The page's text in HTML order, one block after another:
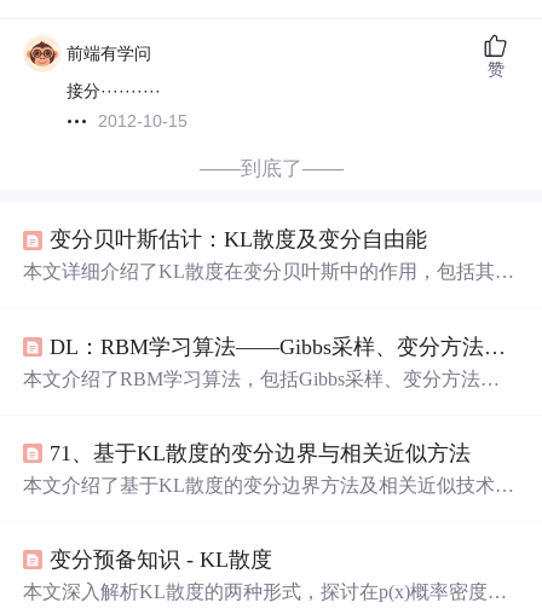
前端有学问
接分··········
2012-10-15
赞
——到底了——
变分贝叶斯估计：KL散度及变分自由能
本文详细介绍了KL散度在变分贝叶斯中的作用，包括其定
与最大化证据下界的关联，强调了在优化过程中的策略和
目标。,
DL：RBM学习算法——Gibbs采样、变分方法、对比散度、模拟退火
本文介绍了RBM学习算法，包括Gibbs采样、变分方法、
理问题，对比散度简化了RBM学习过程，而模拟退火算法
则是一种通用的优化策略，用于避免局部最优。
71、基于KL散度的变分边界与相关近似方法
本文介绍了基于KL散度的变分边界方法及相关近似技术，
分布的近似方式，提出了多种优化策略，并探讨了不同方
法间的联系与优势。
变分预备知识 - KL散度
本文深入解析KL散度的两种形式，探讨在p(x)概率密度大